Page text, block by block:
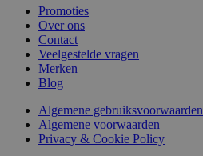
Promoties
Over ons
Contact
Veelgestelde vragen
Merken
Blog
Algemene gebruiksvoorwaarden
Algemene voorwaarden
Privacy & Cookie Policy